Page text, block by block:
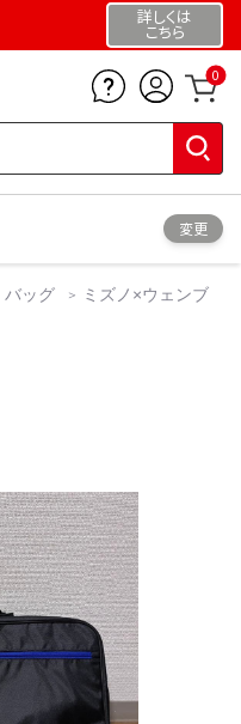
詳しくは
こちら
0
変更
バッグ
ミズノ×ウェンブ